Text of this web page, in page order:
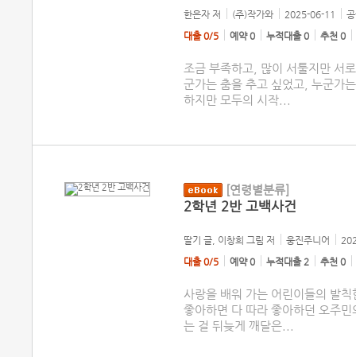
한은자 저 (주)작가와 2025-06-11
대출 0/5
예약 0 누적대출 0 추천 0
조금 부족하고, 많이 서툴지만 서
군가는 춤을 추고 싶었고, 누군가
하지만 모두의 시작
[연령별분류]
2학년 2반 고백사건
딸기 글, 이창희 그림 저 웅진주니어
대출 0/5
예약 0 누적대출 2 추천 0
사랑을 배워 가는 어린이들의 발
좋아하면 다 따라 좋아하던 오주
는 걸 뒤늦게 깨달은